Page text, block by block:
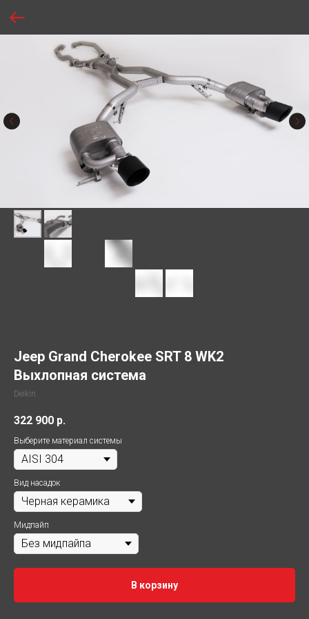
Jeep Grand Cherokee SRT 8 WK2
Выхлопная система
Deikin
322 900 р.
Выберите материал системы
Вид насадок
Мидпайп
В корзину